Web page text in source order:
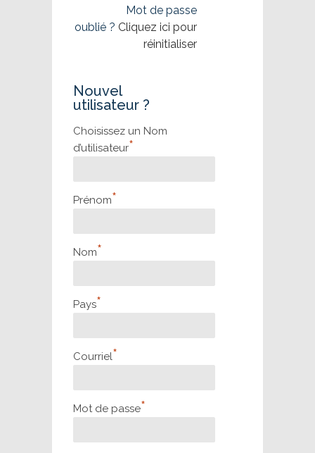
Mot de passe
oublié ? Cliquez ici pour
réinitialiser
Nouvel
utilisateur ?
Choisissez un Nom
d’utilisateur*
Prénom*
Nom*
Pays*
Courriel*
Mot de passe*